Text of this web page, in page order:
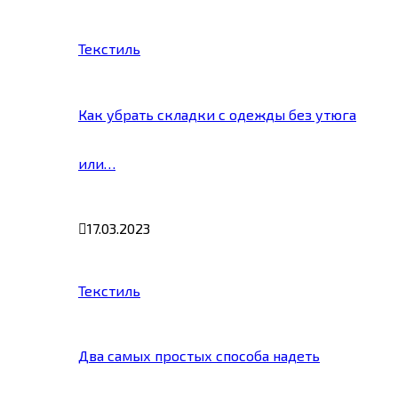
Текстиль
Как убрать складки с одежды без утюга
или…
17.03.2023
Текстиль
Два самых простых способа надеть